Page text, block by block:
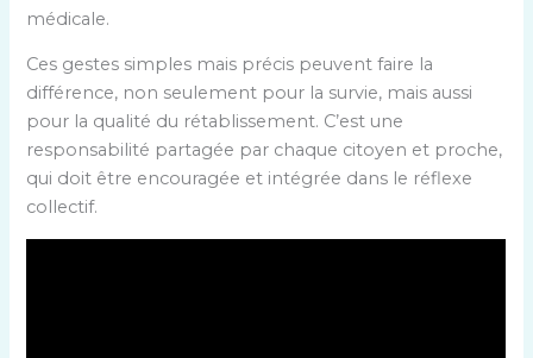
médicale.
Ces gestes simples mais précis peuvent faire la
différence, non seulement pour la survie, mais aussi
pour la qualité du rétablissement. C’est une
responsabilité partagée par chaque citoyen et proche,
qui doit être encouragée et intégrée dans le réflexe
collectif.